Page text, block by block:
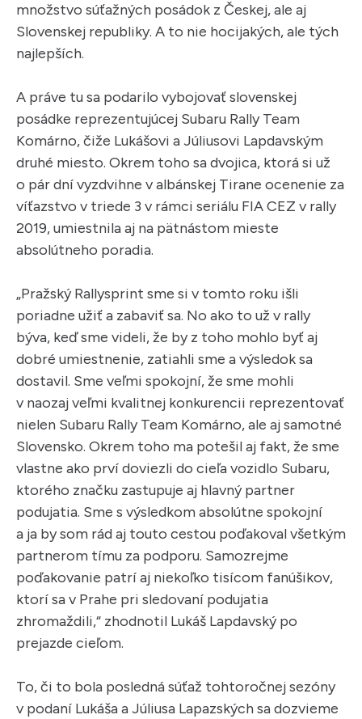
množstvo súťažných posádok z Českej, ale aj
Slovenskej republiky. A to nie hocijakých, ale tých
najlepších.
A práve tu sa podarilo vybojovať slovenskej
posádke reprezentujúcej Subaru Rally Team
Komárno, čiže Lukášovi a Júliusovi Lapdavským
druhé miesto. Okrem toho sa dvojica, ktorá si už
o pár dní vyzdvihne v albánskej Tirane ocenenie za
víťazstvo v triede 3 v rámci seriálu FIA CEZ v rally
2019, umiestnila aj na pätnástom mieste
absolútneho poradia.
„Pražský Rallysprint sme si v tomto roku išli
poriadne užiť a zabaviť sa. No ako to už v rally
býva, keď sme videli, že by z toho mohlo byť aj
dobré umiestnenie, zatiahli sme a výsledok sa
dostavil. Sme veľmi spokojní, že sme mohli
v naozaj veľmi kvalitnej konkurencii reprezentovať
nielen Subaru Rally Team Komárno, ale aj samotné
Slovensko. Okrem toho ma potešil aj fakt, že sme
vlastne ako prví doviezli do cieľa vozidlo Subaru,
ktorého značku zastupuje aj hlavný partner
podujatia. Sme s výsledkom absolútne spokojní
a ja by som rád aj touto cestou poďakoval všetkým
partnerom tímu za podporu. Samozrejme
poďakovanie patrí aj niekoľko tisícom fanúšikov,
ktorí sa v Prahe pri sledovaní podujatia
zhromaždili,“ zhodnotil Lukáš Lapdavský po
prejazde cieľom.
To, či to bola posledná súťaž tohtoročnej sezóny
v podaní Lukáša a Júliusa Lapazských sa dozvieme